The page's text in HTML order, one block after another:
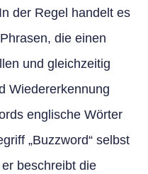
der Regel handelt es
die einen
und gleichzeitig
Wiedererkennung
englische Wörter
„Buzzword“ selbst
beschreibt die